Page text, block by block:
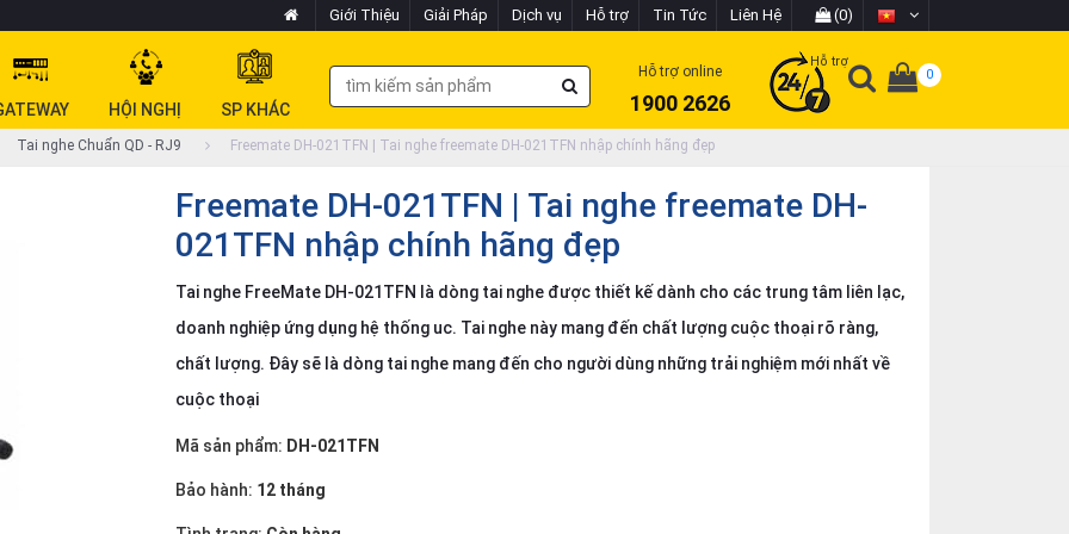
Giới Thiệu Giải Pháp Dịch vụ Hỗ trợ Tin Tức Liên Hệ (0)
HỘI NGHỊ SP KHÁC
Hỗ trợ online
1900 2626
Hỗ trợ
0
Tai nghe Chuẩn QD - RJ9 Freemate DH-021TFN | Tai nghe freemate DH-021TFN nhập chính hãng đẹp
Freemate DH-021TFN | Tai nghe freemate DH-
021TFN nhập chính hãng đẹp
Tai nghe FreeMate DH-021TFN là dòng tai nghe được thiết kế dành cho các trung tâm liên lạc,
doanh nghiệp ứng dụng hệ thống uc. Tai nghe này mang đến chất lượng cuộc thoại rõ ràng,
chất lượng. Đây sẽ là dòng tai nghe mang đến cho người dùng những trải nghiệm mới nhất về
cuộc thoại
Mã sản phẩm: DH-021TFN
Bảo hành: 12 tháng